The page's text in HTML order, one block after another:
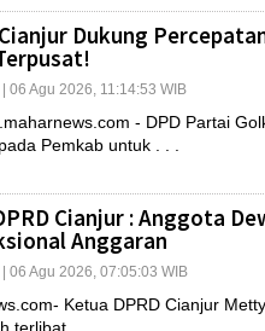
Dukung
| 06 Agu 2026, 11:14:53 WIB
- DPD Partai
Pemkab untuk . . .
Cianjur : Anggota
Anggaran
| 06 Agu 2026, 07:05:03 WIB
Ketua DPRD Cianjur